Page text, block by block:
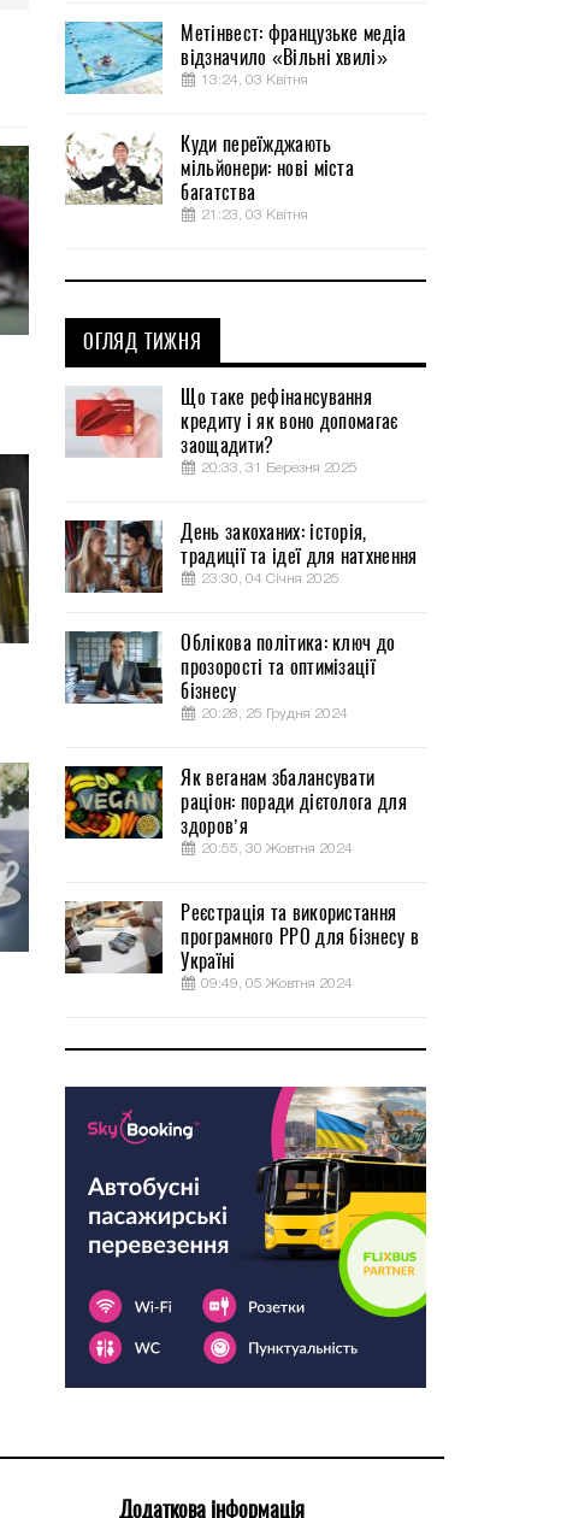
Метінвест: французьке медіа
відзначило «Вільні хвилі»
13:24, 03 Квітня
Куди переїжджають
мільйонери: нові міста
багатства
21:23, 03 Квітня
ОГЛЯД ТИЖНЯ
Що таке рефінансування
кредиту і як воно допомагає
заощадити?
20:33, 31 Березня 2025
День закоханих: історія,
традиції та ідеї для натхнення
23:30, 04 Січня 2025
Облікова політика: ключ до
прозорості та оптимізації
бізнесу
20:28, 25 Грудня 2024
Як веганам збалансувати
раціон: поради дієтолога для
здоров’я
20:55, 30 Жовтня 2024
Реєстрація та використання
програмного РРО для бізнесу в
Україні
09:49, 05 Жовтня 2024
Додаткова інформація